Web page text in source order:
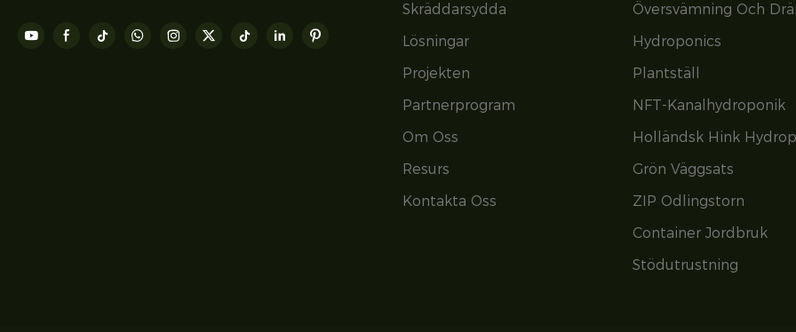
Skräddarsydda
Lösningar
Projekten
Partnerprogram
Om Oss
Resurs
Kontakta Oss
Översvämning Och
Hydroponics
Plantställ
NFT-Kanalhydroponik
Holländsk Hink
Grön Väggsats
ZIP Odlingstorn
Container Jordbruk
Stödutrustning